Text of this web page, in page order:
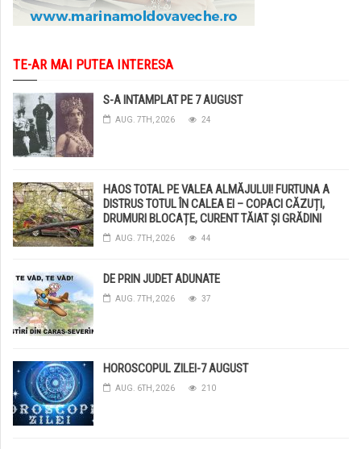
TE-AR MAI PUTEA INTERESA
S-A INTAMPLAT PE 7 AUGUST
AUG. 7TH, 2026 24
HAOS TOTAL PE VALEA ALMĂJULUI! FURTUNA A
DISTRUS TOTUL ÎN CALEA EI – COPACI CĂZUȚI,
DRUMURI BLOCAȚE, CURENT TĂIAT ȘI GRĂDINI
DISTRUSE DE GRINDINĂ!
AUG. 7TH, 2026 44
DE PRIN JUDET ADUNATE
AUG. 7TH, 2026 37
HOROSCOPUL ZILEI-7 AUGUST
AUG. 6TH, 2026 210